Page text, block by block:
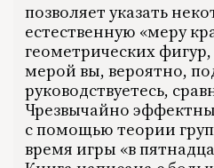
позволяет указать
естественную «меру
геометрических
мерой вы, вероятно,
руководствуетесь,
Чрезвычайно
с помощью теории
время игры «в